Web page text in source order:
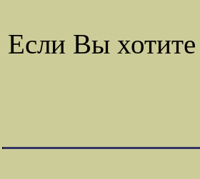
Если Вы